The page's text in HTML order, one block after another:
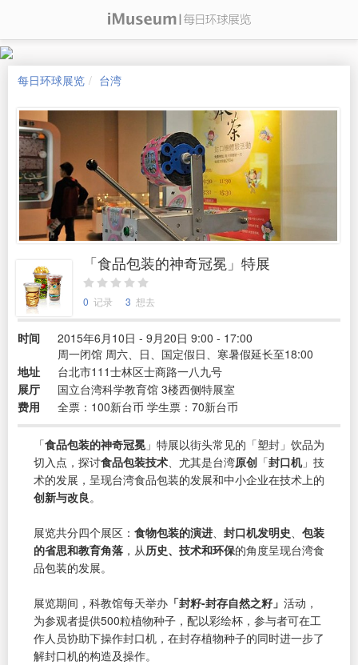
每日环球展览 台湾
「食品包装的神奇冠冕」特展
0 记录 3 想去
时间
2015年6月10日 - 9月20日 9:00 - 17:00
周一闭馆 周六、日、国定假日、寒暑假延长至18:00
地址
台北市111士林区士商路一八九号
展厅
国立台湾科学教育馆 3楼西侧特展室
费用
全票：100新台币 学生票：70新台币
「食品包装的神奇冠冕」特展以街头常见的「塑封」饮品为
切入点，探讨食品包装技术、尤其是台湾原创 「封口机」技
术的发展，呈现台湾食品包装的发展和中小企业在技术上的
创新与改良。
展览共分四个展区： 食物包装的演进、 封口机发明史、 包装
的省思和教育角落 ，从历史、技术和环保的角度呈现台湾食
品包装的发展。
展览期间，科教馆每天举办 「封籽-封存自然之籽」 活动，
为参观者提供500粒植物种子，配以彩绘杯，参与者可在工
作人员协助下操作封口机，在封存植物种子的同时进一步了
解封口机的构造及操作。